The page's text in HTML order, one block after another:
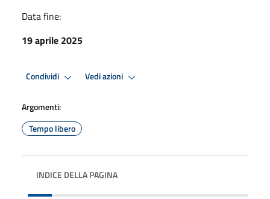
Data fine:
19 aprile 2025
Condividi Vedi azioni
Argomenti:
Tempo libero
INDICE DELLA PAGINA